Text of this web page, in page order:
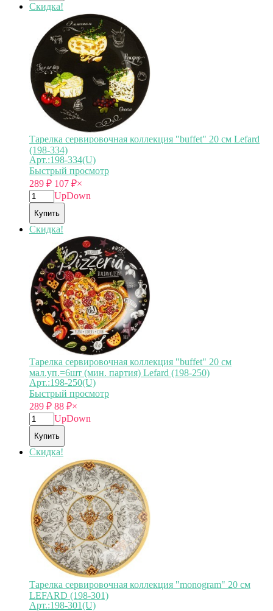
Скидка!
Тарелка сервировочная коллекция "buffet" 20 см Lefard
(198-334)
Арт.:198-334(U)
Быстрый просмотр
289 ₽ 107 ₽×
UpDown
Купить
Скидка!
Тарелка сервировочная коллекция "buffet" 20 см
мал.уп.=6шт (мин. партия) Lefard (198-250)
Арт.:198-250(U)
Быстрый просмотр
289 ₽ 88 ₽×
UpDown
Купить
Скидка!
Тарелка сервировочная коллекция "monogram" 20 см
LEFARD (198-301)
Арт.:198-301(U)